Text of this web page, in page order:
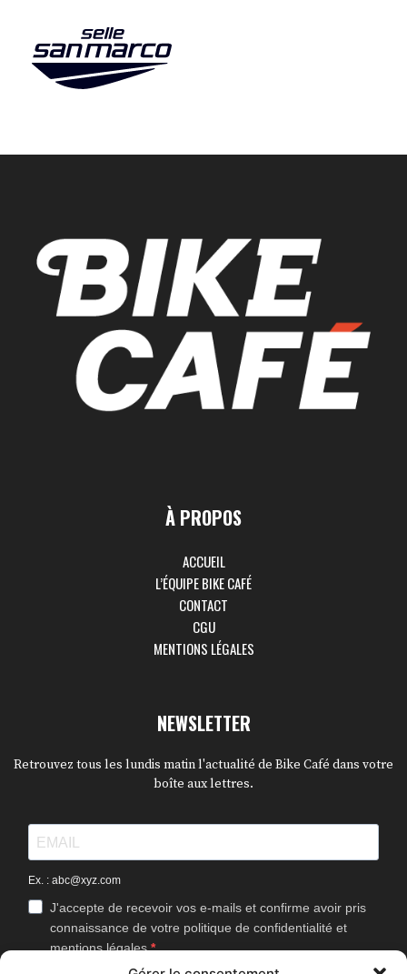
À PROPOS
ACCUEIL
L’ÉQUIPE BIKE CAFÉ
CONTACT
CGU
MENTIONS LÉGALES
NEWSLETTER
Retrouvez tous les lundis matin l'actualité de Bike Café dans votre
boîte aux lettres.
Ex. : abc@xyz.com
J'accepte de recevoir vos e-mails et confirme avoir pris
connaissance de votre politique de confidentialité et
mentions légales.